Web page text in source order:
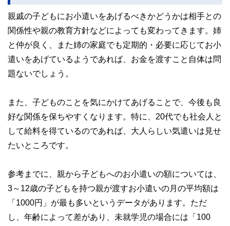
親戚の子どもにお小遣いをあげるべきかどうかは相手との
関係性や親の教育方針などによっても変わってきます。姉
と仲が良く、また姉の家庭でも定期的・必要に応じてお小
遣いをあげているようであれば、お金を渡すこと自体は問
題ないでしょう。
また、子どものことを気にかけてあげることで、今後も良
好な関係を保ちやすくなります。特に、20代でも社会人と
して給料を得ているのであれば、大人らしい気遣いは見せ
たいところです。
参考までに、親から子どもへのお小遣いの額については、
3～12歳の子どもを持つ親が渡すお小遣いの月の平均額は
「1000円」が最も多いというデータがあります。ただ
し、年齢によって差があり、未就学児の場合には「100